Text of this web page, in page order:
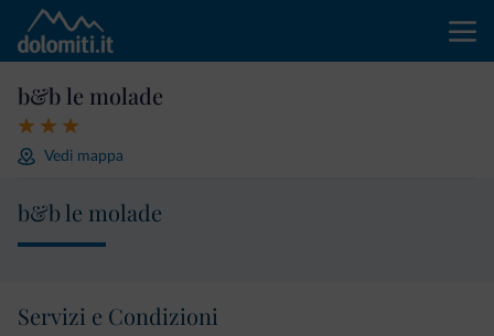
b&b le molade
Vedi mappa
b&b le molade
Servizi e Condizioni